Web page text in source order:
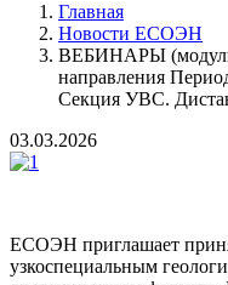
Главная
Новости ЕСОЭН
ВЕБИНАРЫ (модуль:
направления
Секция УВС.
03.03.2026
ЕСОЭН приглашает
узкоспециальным